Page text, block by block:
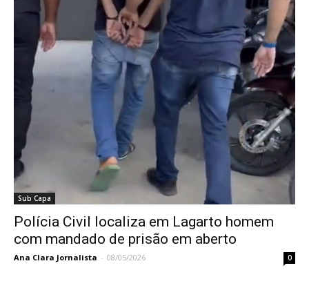
Sub Capa
Polícia Civil localiza em Lagarto homem
com mandado de prisão em aberto
Ana Clara Jornalista - 08/05/2026 0